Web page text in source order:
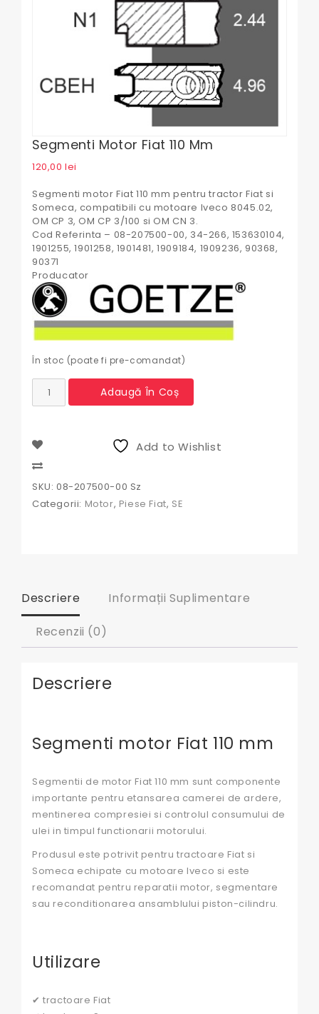
Segmenti Motor Fiat 110 Mm
120,00lei
Segmenti motor Fiat 110 mm pentru tractor Fiat si
Someca, compatibili cu motoare Iveco 8045.02,
OM CP 3, OM CP 3/100 si OM CN 3.
Cod Referinta – 08-207500-00, 34-266, 153630104,
1901255, 1901258, 1901481, 1909184, 1909236, 90368,
90371
Producator
În stoc (poate fi pre-comandat)
Cantitate
Segmenti
110
mm
Adaugă În Coș
Add to Wishlist
SKU: 08-207500-00 Sz
Categorii: Motor, Piese Fiat, SE
Descriere Informații Suplimentare
Recenzii (0)
Descriere
Segmenti motor Fiat 110 mm
Segmentii de motor Fiat 110 mm sunt componente
importante pentru etansarea camerei de ardere,
mentinerea compresiei si controlul consumului de
ulei in timpul functionarii motorului.
Produsul este potrivit pentru tractoare Fiat si
Someca echipate cu motoare Iveco si este
recomandat pentru reparatii motor, segmentare
sau reconditionarea ansamblului piston-cilindru.
Utilizare
✔ tractoare Fiat